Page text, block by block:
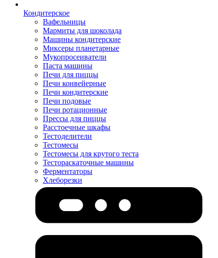
Кондитерское
Вафельницы
Мармиты для шоколада
Машины кондитерские
Миксеры планетарные
Мукопросеиватели
Паста машины
Печи для пиццы
Печи конвейерные
Печи кондитерские
Печи подовые
Печи ротационные
Прессы для пиццы
Расстоечные шкафы
Тестоделители
Тестомесы
Тестомесы для крутого теста
Тестораскаточные машины
Ферментаторы
Хлеборезки